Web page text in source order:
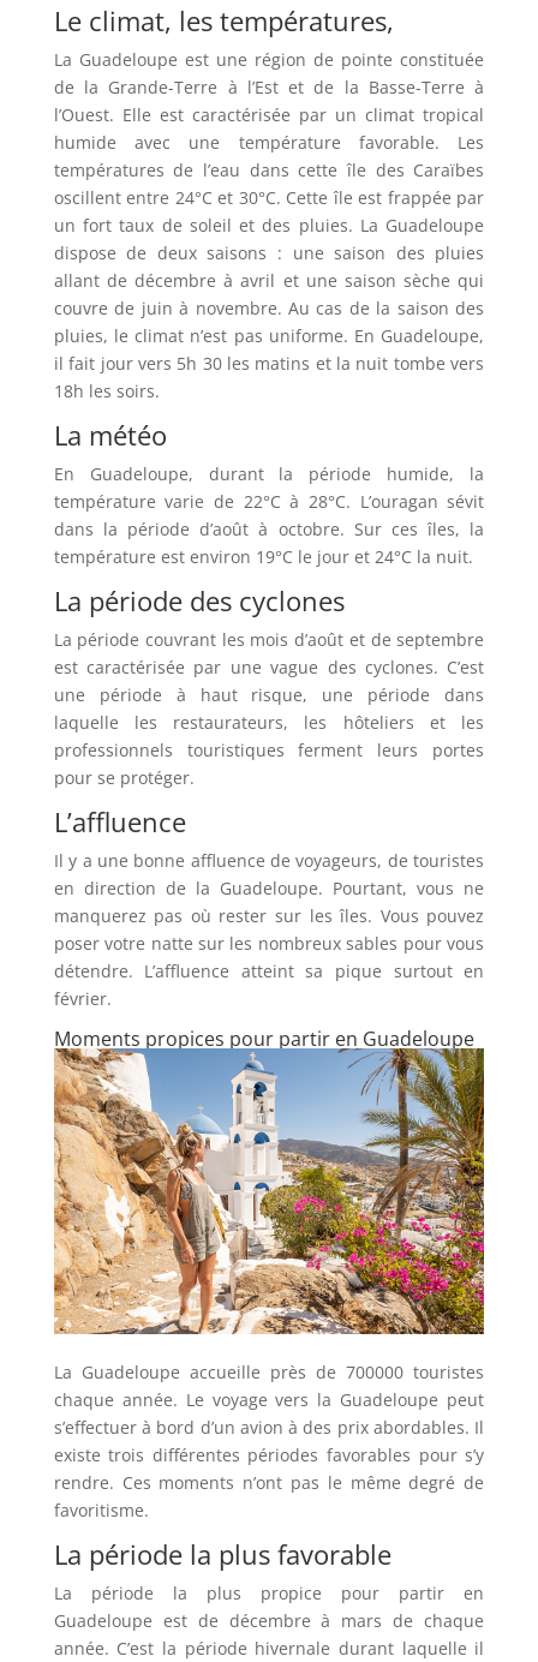
Le climat, les températures,
La Guadeloupe est une région de pointe constituée
de la Grande-Terre à l’Est et de la Basse-Terre à
l’Ouest. Elle est caractérisée par un climat tropical
humide avec une température favorable. Les
températures de l’eau dans cette île des Caraïbes
oscillent entre 24°C et 30°C. Cette île est frappée par
un fort taux de soleil et des pluies. La Guadeloupe
dispose de deux saisons : une saison des pluies
allant de décembre à avril et une saison sèche qui
couvre de juin à novembre. Au cas de la saison des
pluies, le climat n’est pas uniforme. En Guadeloupe,
il fait jour vers 5h 30 les matins et la nuit tombe vers
18h les soirs.
La météo
En Guadeloupe, durant la période humide, la
température varie de 22°C à 28°C. L’ouragan sévit
dans la période d’août à octobre. Sur ces îles, la
température est environ 19°C le jour et 24°C la nuit.
La période des cyclones
La période couvrant les mois d’août et de septembre
est caractérisée par une vague des cyclones. C’est
une période à haut risque, une période dans
laquelle les restaurateurs, les hôteliers et les
professionnels touristiques ferment leurs portes
pour se protéger.
L’affluence
Il y a une bonne affluence de voyageurs, de touristes
en direction de la Guadeloupe. Pourtant, vous ne
manquerez pas où rester sur les îles. Vous pouvez
poser votre natte sur les nombreux sables pour vous
détendre. L’affluence atteint sa pique surtout en
février.
Moments propices pour partir en Guadeloupe
La Guadeloupe accueille près de 700000 touristes
chaque année. Le voyage vers la Guadeloupe peut
s’effectuer à bord d’un avion à des prix abordables. Il
existe trois différentes périodes favorables pour s’y
rendre. Ces moments n’ont pas le même degré de
favoritisme.
La période la plus favorable
La période la plus propice pour partir en
Guadeloupe est de décembre à mars de chaque
année. C’est la période hivernale durant laquelle il